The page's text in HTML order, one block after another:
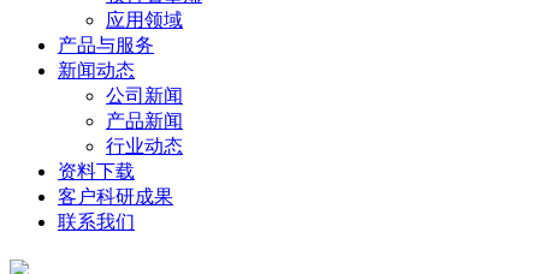
应用领域
产品与服务
新闻动态
公司新闻
产品新闻
行业动态
资料下载
客户科研成果
联系我们